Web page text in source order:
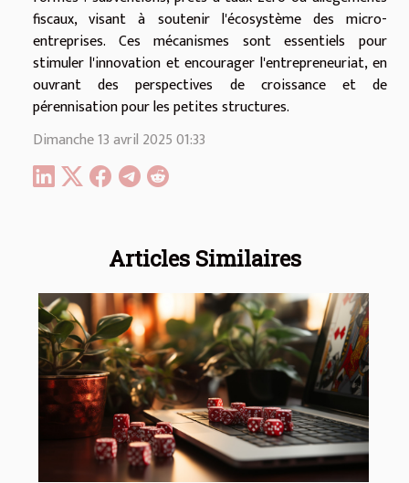
Articles Similaires
fiscaux, visant à soutenir l'écosystème des micro-
entreprises. Ces mécanismes sont essentiels pour
stimuler l'innovation et encourager l'entrepreneuriat, en
ouvrant des perspectives de croissance et de
pérennisation pour les petites structures.
Dimanche 13 avril 2025 01:33